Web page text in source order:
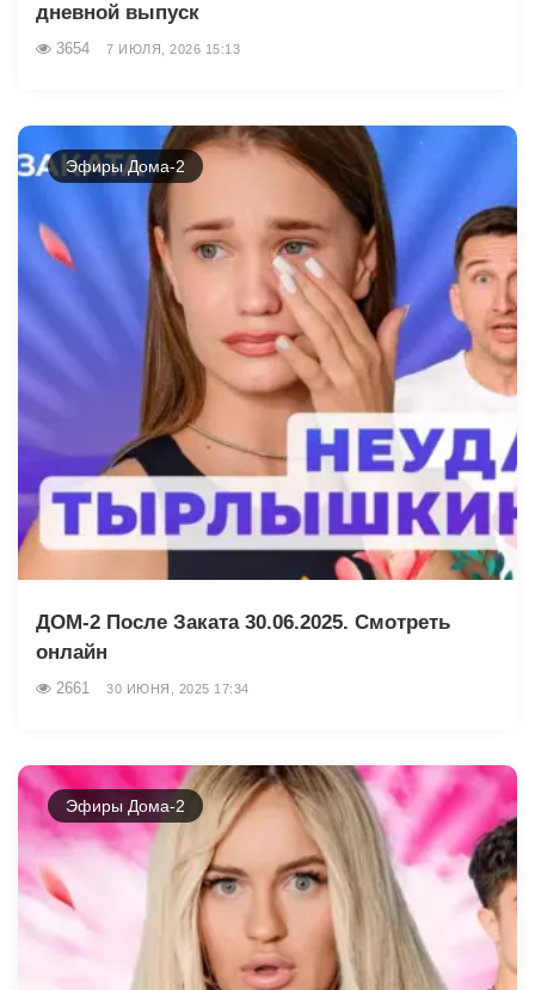
дневной выпуск
3654 7 ИЮЛЯ, 2026 15:13
Эфиры Дома-2
ДОМ-2 После Заката 30.06.2025. Смотреть
онлайн
2661 30 ИЮНЯ, 2025 17:34
Эфиры Дома-2